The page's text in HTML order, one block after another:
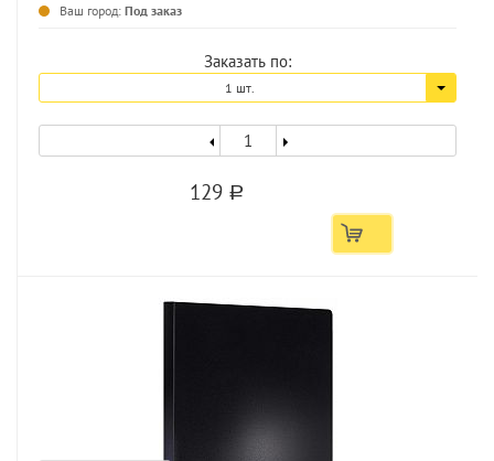
Ваш город: Под заказ
Заказать по:
1 шт.
129 a